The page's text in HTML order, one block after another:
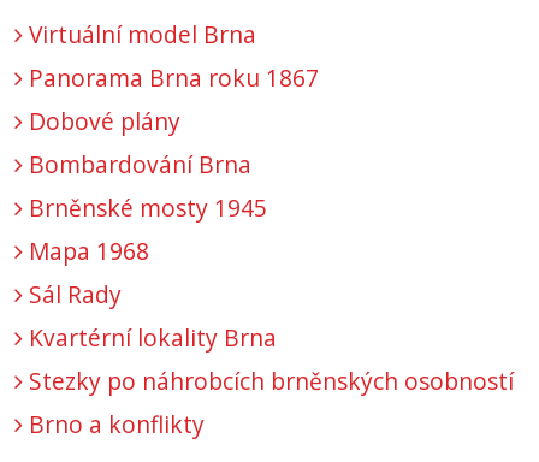
Virtuální model Brna
Panorama Brna roku 1867
Dobové plány
Bombardování Brna
Brněnské mosty 1945
Mapa 1968
Sál Rady
Kvartérní lokality Brna
Stezky po náhrobcích brněnských osobností
Brno a konflikty